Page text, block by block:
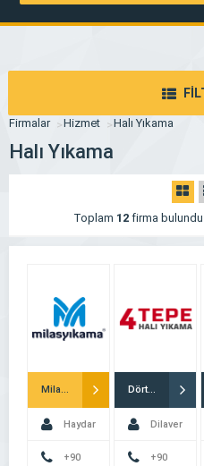
Firmalar Hizmet Halı Yıkama
Halı Yıkama
Toplam 12 firma
Milas Yıkama
Haydar
KILIÇ+90
Dörttepe Halı Yıkama
Dilaver
Yaşar+90